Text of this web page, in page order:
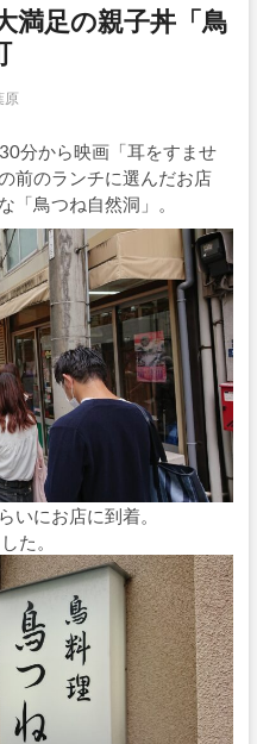
満足の親子丼「鳥
原
分から映画「耳をすませ
前のランチに選んだお店
「鳥つね自然洞」。
いにお店に到着。
た。